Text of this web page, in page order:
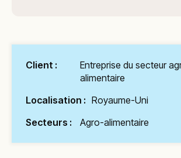
Client :
Entreprise du secteur
alimentaire
Localisation : Royaume-Uni
Secteurs :
Agro-alimentaire